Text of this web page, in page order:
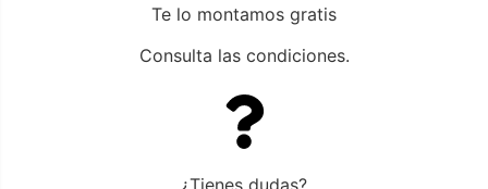
Te lo montamos gratis
Consulta las condiciones.